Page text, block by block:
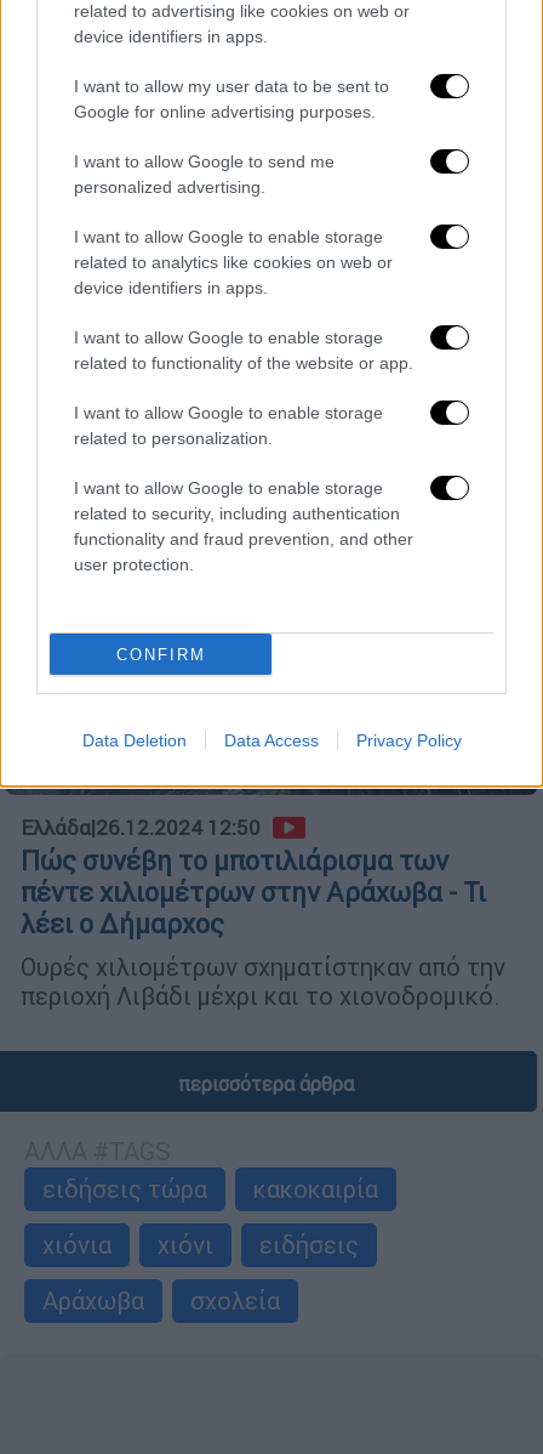
related to advertising like cookies on web or
device identifiers in apps.
I want to allow my user data to be sent to
Google for online advertising purposes.
I want to allow Google to send me
personalized advertising.
I want to allow Google to enable storage
related to analytics like cookies on web or
device identifiers in apps.
I want to allow Google to enable storage
related to functionality of the website or app.
I want to allow Google to enable storage
related to personalization.
I want to allow Google to enable storage
related to security, including authentication
functionality and fraud prevention, and other
user protection.
CONFIRM
Data Deletion Data Access Privacy Policy
Τελικά τι προκάλεσε το αδιανόητο
μποτιλιαρισμα στην Αράχωβα; Η νέα
εκδοχή περί… νταλίκας
Νέες πληροφορίες πρόσθεσε ο δήμαρχος
Αράχωβας, Γιάννης Σταθάς
Ελλάδα|26.12.2024 12:50
Πώς συνέβη το μποτιλιάρισμα των
πέντε χιλιομέτρων στην Αράχωβα - Τι
λέει ο Δήμαρχος
Ουρές χιλιομέτρων σχηματίστηκαν από την
περιοχή Λιβάδι μέχρι και το χιονοδρομικό.
περισσότερα άρθρα
ειδήσεις τώρα
κακοκαιρία
χιόνια
χιόνι
ειδήσεις
Αράχωβα
σχολεία